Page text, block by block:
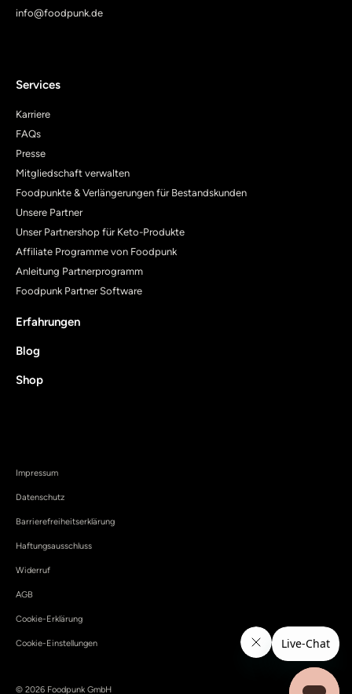
info@foodpunk.de
Services
Karriere
FAQs
Presse
Mitgliedschaft verwalten
Foodpunkte & Verlängerungen für Bestandskunden
Unsere Partner
Unser Partnershop für Keto-Produkte
Affiliate Programme von Foodpunk
Anleitung Partnerprogramm
Foodpunk Partner Software
Erfahrungen
Blog
Shop
Impressum
Datenschutz
Barrierefreiheitserklärung
Haftungsausschluss
Widerruf
AGB
Cookie-Erklärung
Cookie-Einstellungen
© 2026 Foodpunk GmbH